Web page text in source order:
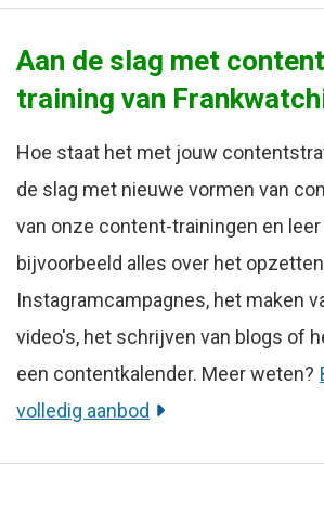
Aan de slag met
training van
Hoe staat het met jouw
de slag met nieuwe vormen van
van onze content-trainingen en
bijvoorbeeld alles over het
Instagramcampagnes, het maken
video's, het schrijven van blogs of
een contentkalender. Meer weten?
volledig aanbod